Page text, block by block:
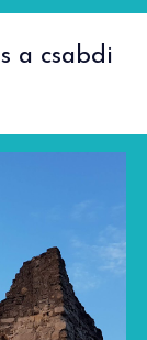
a csabdi